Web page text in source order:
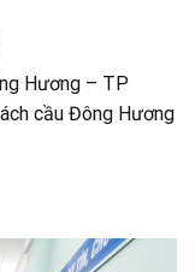
Hương – TP
cầu Đông Hương